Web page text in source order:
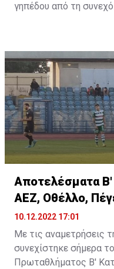
γηπέδου από τη
Αποτελέσματα Β'
ΑΕΖ, Οθέλλο,
10.12.2022 17:01
Με τις αναμετρήσεις
συνεχίστηκε σήμερα
Πρωταθλήματος Β'